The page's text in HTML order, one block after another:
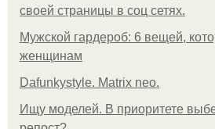
своей страницы в соц сетях.
Мужской гардероб: 6 вещей,
женщинам
Dafunkystyle. Matrix neo.
Ищу моделей. В приоритете